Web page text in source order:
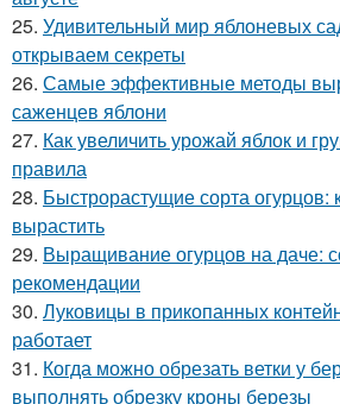
25. Удивительный мир яблоневых
открываем секреты
26. Самые эффективные методы
саженцев яблони
27. Как увеличить урожай яблок и
правила
28. Быстрорастущие сорта огурцов:
вырастить
29. Выращивание огурцов на даче:
рекомендации
30. Луковицы в прикопанных
работает
31. Когда можно обрезать ветки у
выполнять обрезку кроны березы